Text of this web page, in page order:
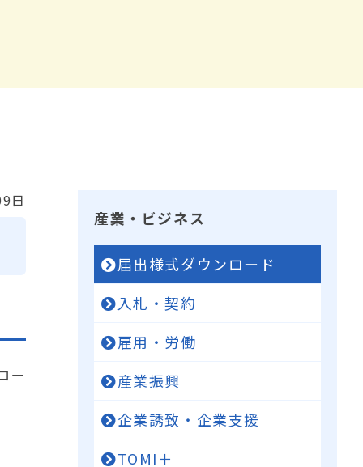
日
ー
産業・ビジネス
届出様式ダウンロード
入札・契約
雇用・労働
産業振興
企業誘致・企業支援
TOMI＋